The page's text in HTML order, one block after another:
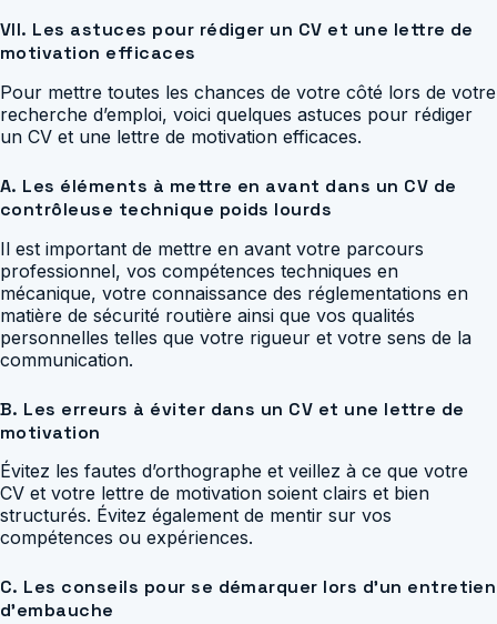
VII. Les astuces pour rédiger un CV et une lettre de
motivation efficaces
Pour mettre toutes les chances de votre côté lors de votre
recherche d’emploi, voici quelques astuces pour rédiger
un CV et une lettre de motivation efficaces.
A. Les éléments à mettre en avant dans un CV de
contrôleuse technique poids lourds
Il est important de mettre en avant votre parcours
professionnel, vos compétences techniques en
mécanique, votre connaissance des réglementations en
matière de sécurité routière ainsi que vos qualités
personnelles telles que votre rigueur et votre sens de la
communication.
B. Les erreurs à éviter dans un CV et une lettre de
motivation
Évitez les fautes d’orthographe et veillez à ce que votre
CV et votre lettre de motivation soient clairs et bien
structurés. Évitez également de mentir sur vos
compétences ou expériences.
C. Les conseils pour se démarquer lors d’un entretien
d’embauche